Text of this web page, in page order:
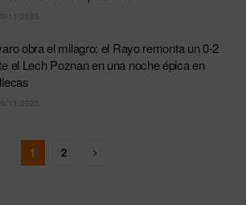
11/2025
obra el milagro: el Rayo remonta un 0-2
el Lech Poznan en una noche épica en
06/11/2025
1 2